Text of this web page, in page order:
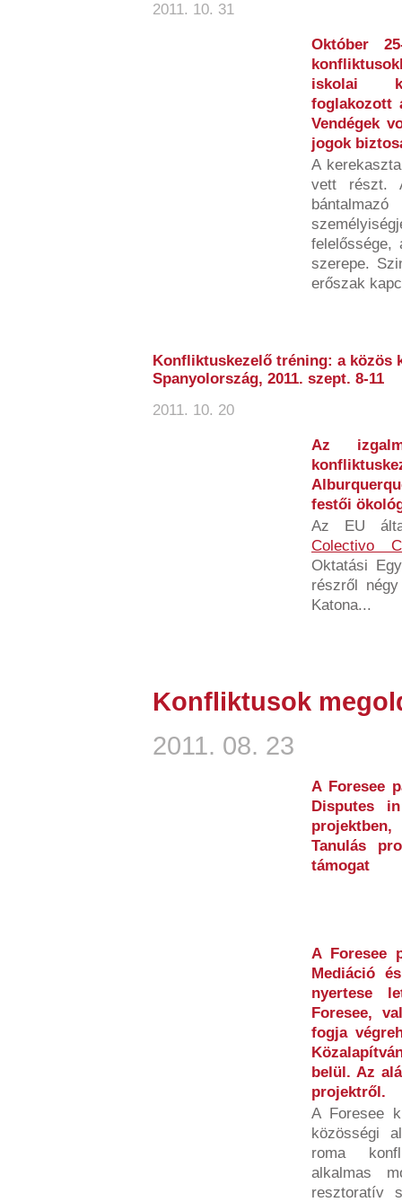
2011. 10. 31
Október
iskolai
foglakozott
Vendégek
jogok
A
vett részt.
felelőssége,
szerepe.
erőszak
Konfliktuskezelő tréning: a közös
Spanyolország, 2011. szept. 8-11
2011. 10. 20
Az
festői
Az EU
Colectivo
Oktatási
részről
Katona...
Konfliktusok
2011. 08. 23
A Foresee
Disputes
Tanulás
támogat
A Foresee
Mediáció
nyertese
Foresee,
fogja
belül. Az
projektről.
A Foresee
közösségi
roma
alkalmas
resztoratív